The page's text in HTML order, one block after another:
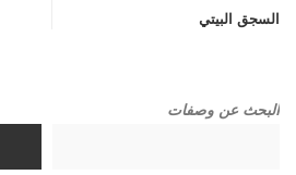
السجق البيتي
البحث عن وصفات